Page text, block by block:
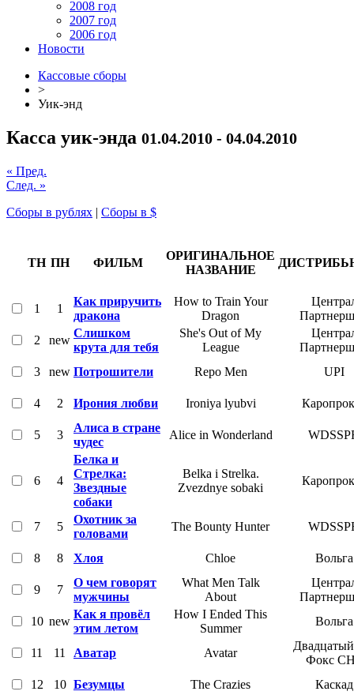
2008 год
2007 год
2006 год
Новости
Кассовые сборы
>
Уик-энд
Касса уик-энда 01.04.2010 - 04.04.2010
« Пред.
След. »
Сборы в рублях | Сборы в $
ТН ПН ФИЛЬМ
ОРИГИНАЛЬНОЕ
НАЗВАНИЕ
1 1
Как приручить
дракона
How to Train Your
Dragon
2
new
Слишком
крута для тебя
She's Out of My
League
3
new Потрошители Repo Men UPI
4 2 Ирония любви Ironiya lyubvi
5 3
Алиса в стране
чудес
Alice in Wonderland
6 4
Белка и
Стрелка:
Звездные
собаки
Belka i Strelka.
Zvezdnye sobaki
7 5
Охотник за
головами
The Bounty Hunter
8 8 Хлоя Chloe Вольга
9 7
О чем говорят
мужчины
What Men Talk
About
10 new
Как я провёл
этим летом
How I Ended This
Summer
Вольга
11 11 Аватар Avatar
Фокс
12
10 Безумцы The Crazies Каскад